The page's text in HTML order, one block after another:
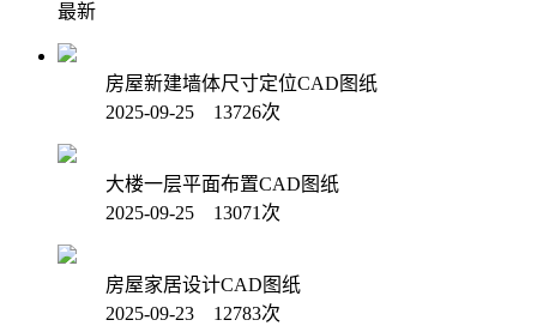
最新
房屋新建墙体尺寸定位CAD图纸
2025-09-25 13726次
大楼一层平面布置CAD图纸
2025-09-25 13071次
房屋家居设计CAD图纸
2025-09-23 12783次